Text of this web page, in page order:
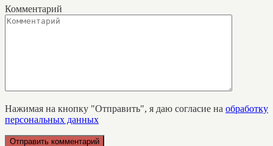
Комментарий
Нажимая на кнопку "Отправить", я даю согласие на обработку
персональных данных